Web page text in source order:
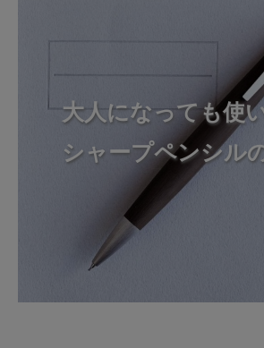
大人になっても使
シャープペンシル